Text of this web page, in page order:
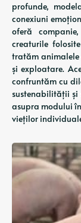
profunde,
conexiuni
oferă
creaturile
tratăm animalele
și exploatare.
confruntăm cu
sustenabilității
asupra modului
vieților